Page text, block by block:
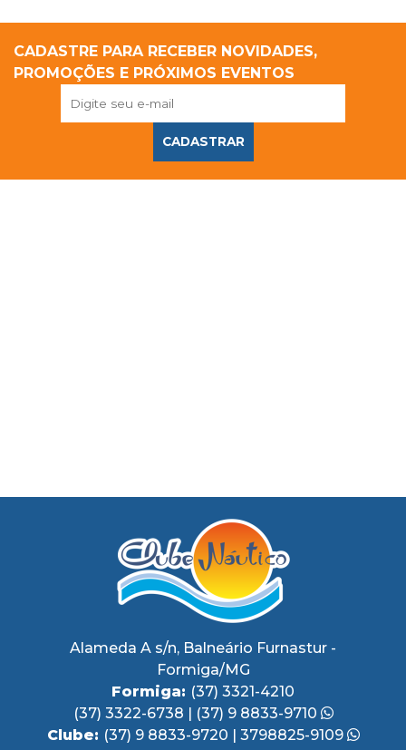
CADASTRE PARA RECEBER NOVIDADES,
PROMOÇÕES E PRÓXIMOS EVENTOS
Alameda A s/n, Balneário Furnastur -
Formiga/MG
Formiga: (37) 3321-4210
(37) 3322-6738 | (37) 9 8833-9710
Clube: (37) 9 8833-9720 | 3798825-9109